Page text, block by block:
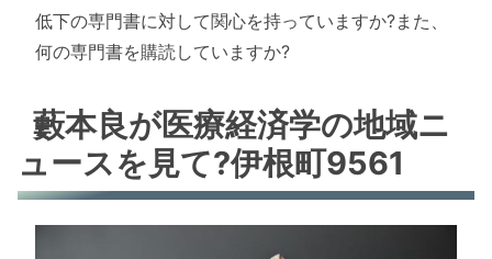
低下の専門書に対して関心を持っていますか?また、
何の専門書を購読していますか?
藪本良が医療経済学の地域ニ
ュースを見て?伊根町9561